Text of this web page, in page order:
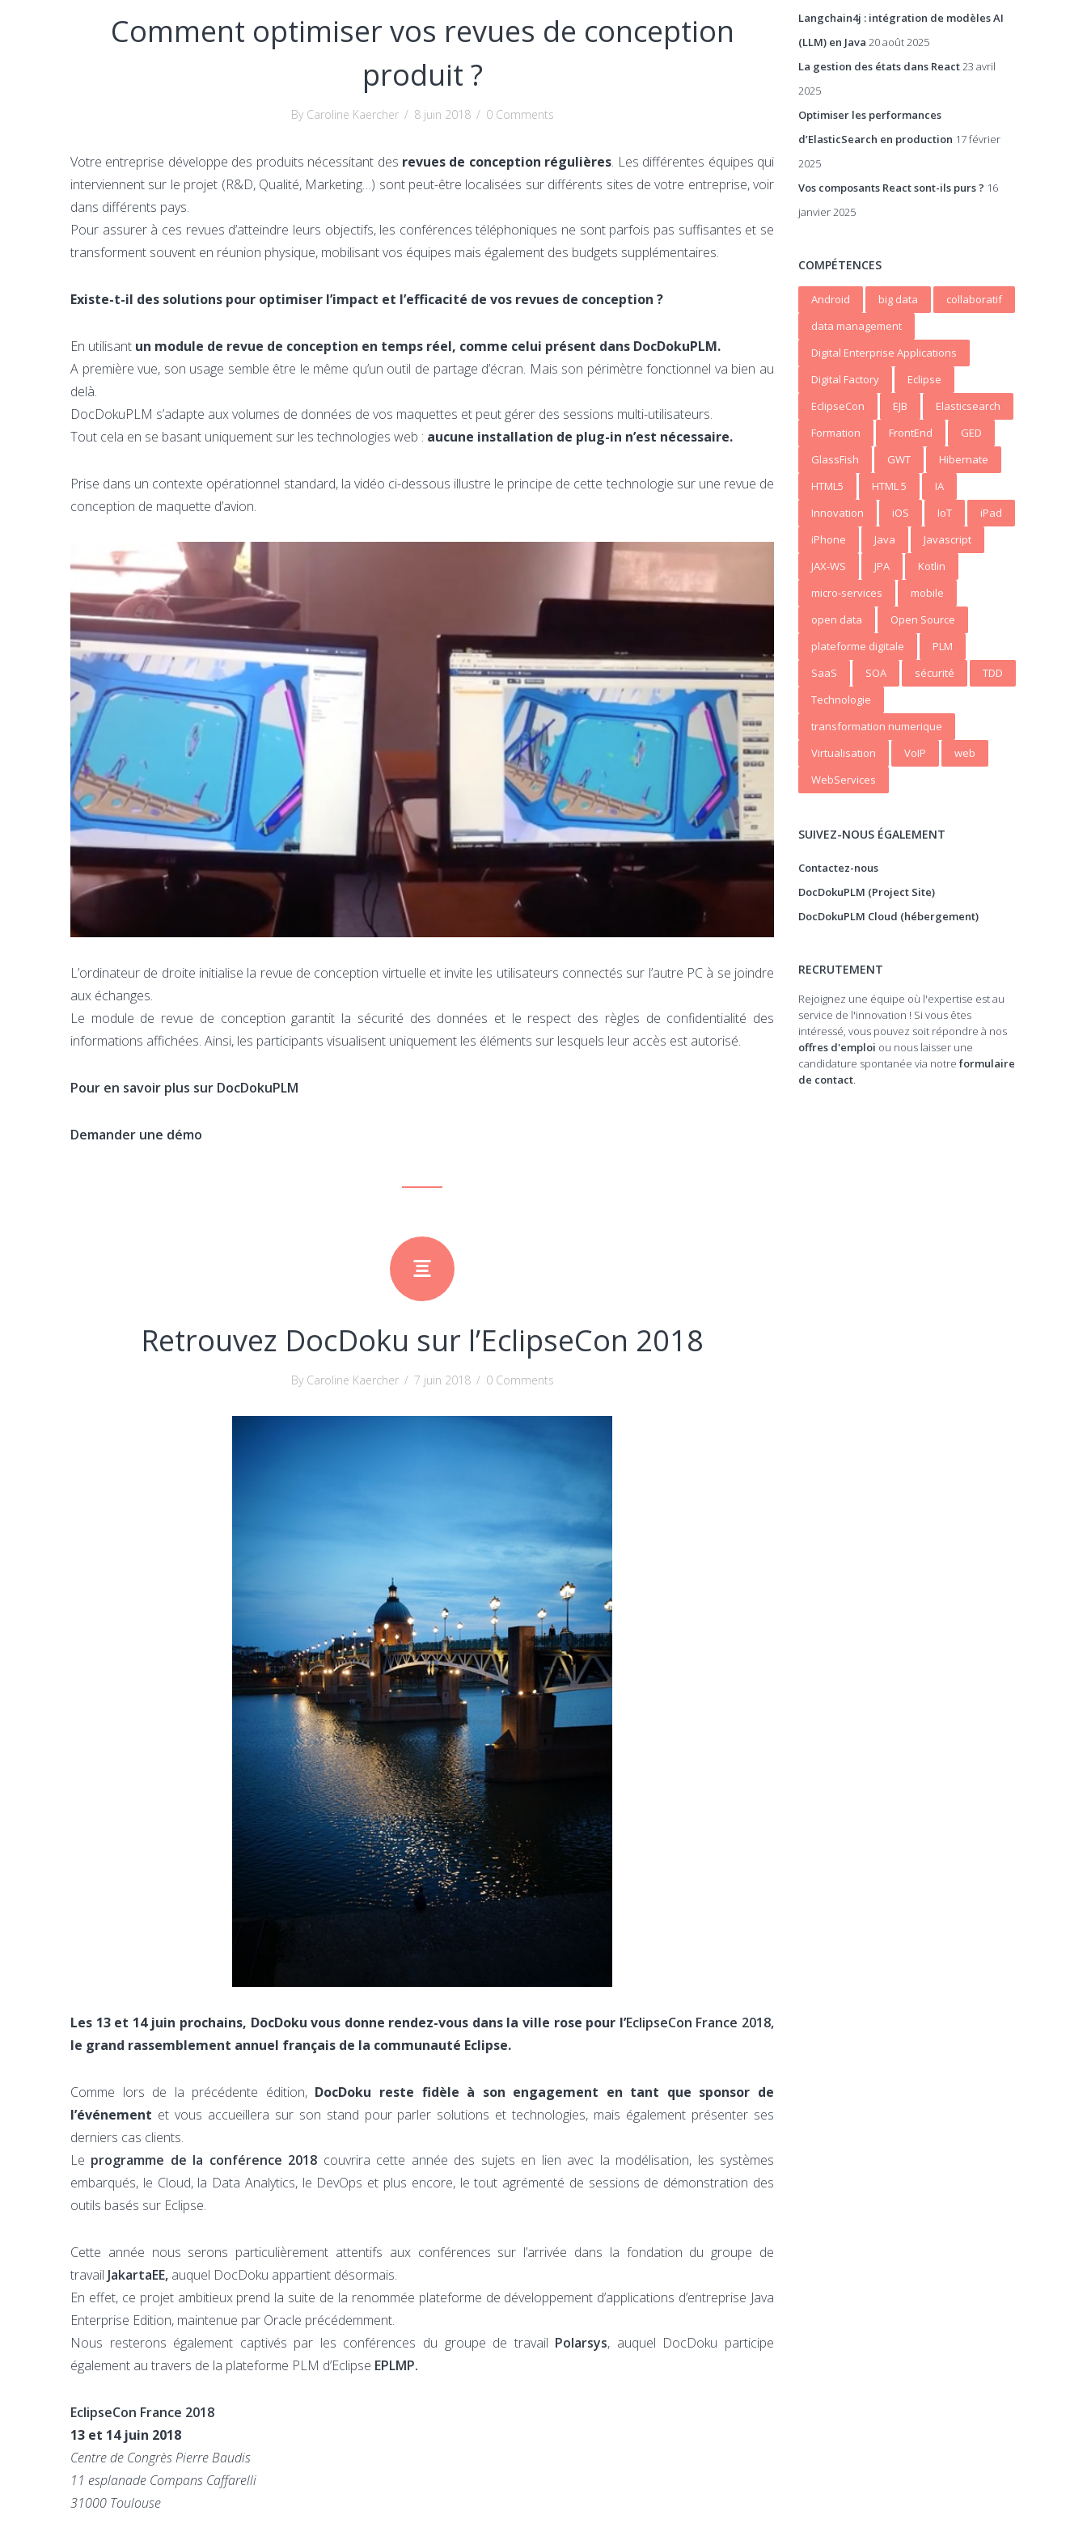
Comment optimiser vos revues de conception
produit ?
By Caroline Kaercher / 8 juin 2018 / 0 Comments
Votre entreprise développe des produits nécessitant des revues de conception régulières. Les différentes équipes qui
interviennent sur le projet (R&D, Qualité, Marketing…) sont peut-être localisées sur différents sites de votre entreprise, voir
dans différents pays.
Pour assurer à ces revues d’atteindre leurs objectifs, les conférences téléphoniques ne sont parfois pas suffisantes et se
transforment souvent en réunion physique, mobilisant vos équipes mais également des budgets supplémentaires.
Existe-t-il des solutions pour optimiser l’impact et l’efficacité de vos revues de conception ?
En utilisant un module de revue de conception en temps réel, comme celui présent dans DocDokuPLM.
A première vue, son usage semble être le même qu’un outil de partage d’écran. Mais son périmètre fonctionnel va bien au
delà.
DocDokuPLM s’adapte aux volumes de données de vos maquettes et peut gérer des sessions multi-utilisateurs.
Tout cela en se basant uniquement sur les technologies web : aucune installation de plug-in n’est nécessaire.
Prise dans un contexte opérationnel standard, la vidéo ci-dessous illustre le principe de cette technologie sur une revue de
conception de maquette d’avion.
L’ordinateur de droite initialise la revue de conception virtuelle et invite les utilisateurs connectés sur l’autre PC à se joindre
aux échanges.
Le module de revue de conception garantit la sécurité des données et le respect des règles de confidentialité des
informations affichées. Ainsi, les participants visualisent uniquement les éléments sur lesquels leur accès est autorisé.
Pour en savoir plus sur DocDokuPLM
Demander une démo
Retrouvez DocDoku sur l’EclipseCon 2018
By Caroline Kaercher / 7 juin 2018 / 0 Comments
Les 13 et 14 juin prochains, DocDoku vous donne rendez-vous dans la ville rose pour l’EclipseCon France 2018,
le grand rassemblement annuel français de la communauté Eclipse.
Comme lors de la précédente édition, DocDoku reste fidèle à son engagement en tant que sponsor de
l’événement et vous accueillera sur son stand pour parler solutions et technologies, mais également présenter ses
derniers cas clients.
Le programme de la conférence 2018 couvrira cette année des sujets en lien avec la modélisation, les systèmes
embarqués, le Cloud, la Data Analytics, le DevOps et plus encore, le tout agrémenté de sessions de démonstration des
outils basés sur Eclipse.
Cette année nous serons particulièrement attentifs aux conférences sur l’arrivée dans la fondation du groupe de
travail JakartaEE, auquel DocDoku appartient désormais.
En effet, ce projet ambitieux prend la suite de la renommée plateforme de développement d’applications d’entreprise Java
Enterprise Edition, maintenue par Oracle précédemment.
Nous resterons également captivés par les conférences du groupe de travail Polarsys, auquel DocDoku participe
également au travers de la plateforme PLM d’Eclipse EPLMP.
EclipseCon France 2018
13 et 14 juin 2018
Centre de Congrès Pierre Baudis
11 esplanade Compans Caffarelli
31000 Toulouse
Langchain4j : intégration de modèles AI
(LLM) en Java 20 août 2025
La gestion des états dans React23 avril
2025
Optimiser les performances
d’ElasticSearch en production 17 février
2025
Vos composants React sont-ils purs ? 16
janvier 2025
COMPÉTENCES
Android big data
collaboratif
data management
Digital Enterprise Applications
Digital Factory
Eclipse
EclipseCon
EJB
Elasticsearch
Formation
FrontEnd
GED
GlassFish
GWT
Hibernate
HTML5
HTML 5
IA
Innovation
iOS IoT
iPad
iPhone
Java
Javascript
JAX-WS
JPA
Kotlin
micro-services
mobile
open data
Open Source
plateforme digitale
PLM
SaaS
SOA sécurité
TDD
Technologie
transformation numerique
Virtualisation
VoIP
web
WebServices
SUIVEZ-NOUS ÉGALEMENT
Contactez-nous
DocDokuPLM (Project Site)
DocDokuPLM Cloud (hébergement)
RECRUTEMENT
Rejoignez une équipe où l'expertise est au
service de l'innovation ! Si vous êtes
intéressé, vous pouvez soit répondre à nos
offres d'emploi ou nous laisser une
candidature spontanée via notre formulaire
de contact.